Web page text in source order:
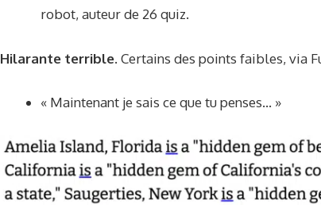
robot, auteur de 26 quiz.
Hilarante terrible. Certains des points faibles, via
« Maintenant je sais ce que tu penses… »